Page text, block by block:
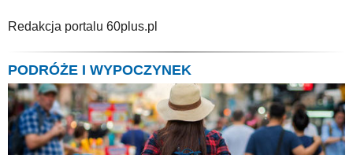
Redakcja portalu 60plus.pl
PODRÓŻE I WYPOCZYNEK